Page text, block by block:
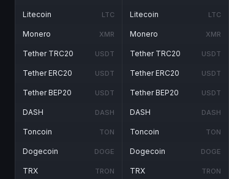
Litecoin LTC
Monero XMR
Tether TRC20 USDT
Tether ERC20 USDT
Tether BEP20 USDT
DASH DASH
Toncoin TON
Dogecoin DOGE
TRX TRON
Litecoin LTC
Monero XMR
Tether TRC20 USDT
Tether ERC20 USDT
Tether BEP20 USDT
DASH DASH
Toncoin TON
Dogecoin DOGE
TRX TRON